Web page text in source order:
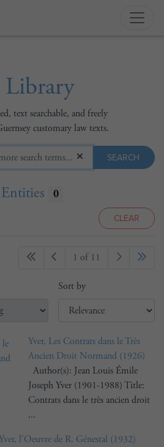
Library
text searchable, and freely
customary law texts.
SEARCH
Entities 0
CLEAR
1 of 11
Sort by
Yver, Les Contrats dans le Très
Ancien Droit Normand (1926)
Author(s): Jean Louis Émile
Joseph Yver (1901-1988) Title:
Contrats dans le très ancien droit
...
l'Oeuvre de R. Génestal (1932)